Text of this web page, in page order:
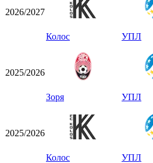
2026/2027
Колос УПЛ
2025/2026
Зоря УПЛ
2025/2026
Колос УПЛ